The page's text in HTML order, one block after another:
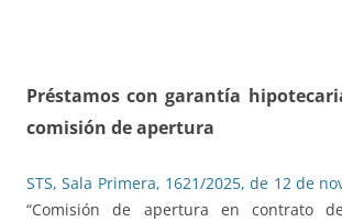
Préstamos con garantía
comisión de apertura
STS, Sala Primera, 1621/2025, de 12 de
“Comisión de apertura en contrato